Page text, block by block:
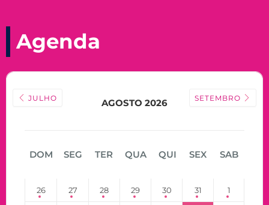
Agenda
JULHO AGOSTO 2026 SETEMBRO
DOM SEG TER QUA QUI SEX SAB
26 27 28 29 30 31 1